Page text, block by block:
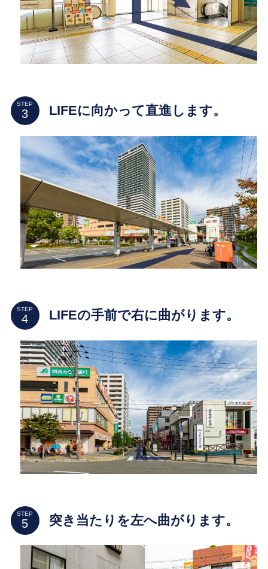
STEP LIFEに向かって直進します。
STEP LIFEの手前で右に曲がります。
STEP 突き当たりを左へ曲がります。